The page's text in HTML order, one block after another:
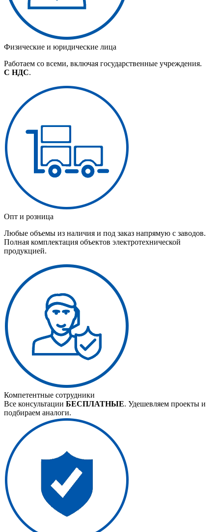
Физические и юридические лица
Работаем со всеми, включая государственные учреждения.
С НДС.
Опт и розница
Любые объемы из наличия и под заказ напрямую с заводов.
Полная комплектация объектов электротехнической
продукцией.
Компетентные сотрудники
Все консультации БЕСПЛАТНЫЕ. Удешевляем проекты и
подбираем аналоги.